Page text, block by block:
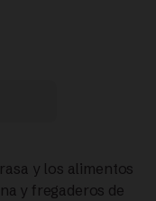
y los alimentos
y fregaderos de